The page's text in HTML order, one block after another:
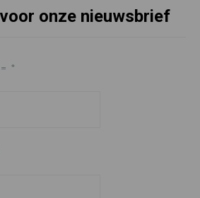
onze nieuwsbrief
*